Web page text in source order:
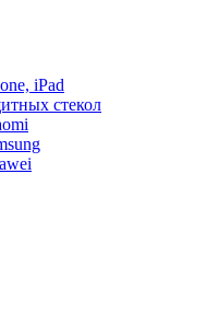
iPad
стекол